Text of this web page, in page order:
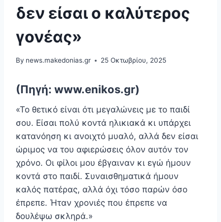
δεν είσαι ο καλύτερος
γονέας»
By news.makedonias.gr 25 Οκτωβρίου, 2025
(Πηγή: www.enikos.gr)
«Το θετικό είναι ότι μεγαλώνεις με το παιδί
σου. Είσαι πολύ κοντά ηλικιακά κι υπάρχει
κατανόηση κι ανοιχτό μυαλό, αλλά δεν είσαι
ώριμος να του αφιερώσεις όλον αυτόν τον
χρόνο. Οι φίλοι μου έβγαιναν κι εγώ ήμουν
κοντά στο παιδί. Συναισθηματικά ήμουν
καλός πατέρας, αλλά όχι τόσο παρών όσο
έπρεπε. Ήταν χρονιές που έπρεπε να
δουλέψω σκληρά.»